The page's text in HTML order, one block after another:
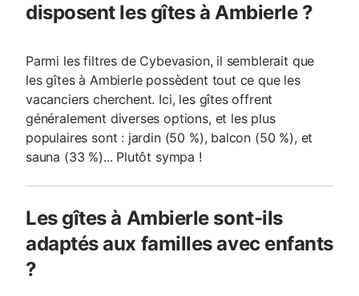
disposent les gîtes à Ambierle ?
Parmi les filtres de Cybevasion, il semblerait que
les gîtes à Ambierle possèdent tout ce que les
vacanciers cherchent. Ici, les gîtes offrent
généralement diverses options, et les plus
populaires sont : jardin (50 %), balcon (50 %), et
sauna (33 %)... Plutôt sympa !
Les gîtes à Ambierle sont-ils
adaptés aux familles avec enfants
?